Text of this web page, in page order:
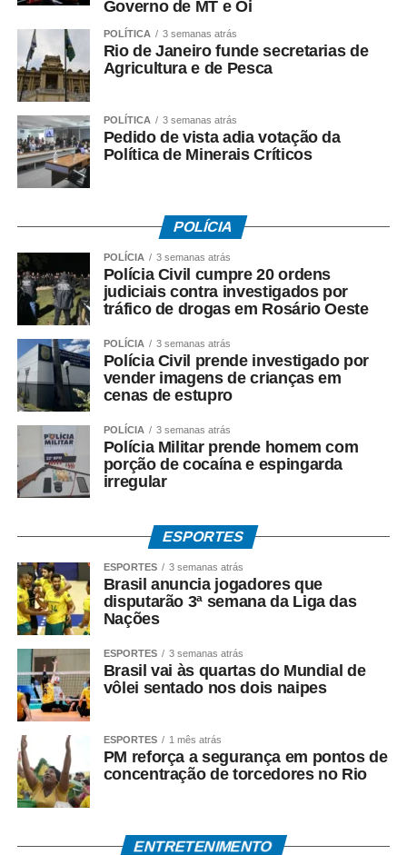
3. A votação será encerrada às 16h de sexta-feira (12),
nos stories da Prefeitura.
4. O vídeo com o maior número de curtidas nos stories
será declarado vencedor.
5. O resultado será divulgado após o encerramento da
votação.
Prefeitura de Cuiabá – MT
COMENTE ABAIXO:
WhatsApp
Facebook
Twitter
Messenger
LinkedIn
Share
Governo de MT e Oi
POLÍTICA 3 semanas atrás
Rio de Janeiro funde secretarias de
Agricultura e de Pesca
POLÍTICA 3 semanas atrás
Pedido de vista adia votação da
Política de Minerais Críticos
POLÍCIA
POLÍCIA 3 semanas atrás
Polícia Civil cumpre 20 ordens
judiciais contra investigados por
tráfico de drogas em Rosário Oeste
POLÍCIA 3 semanas atrás
Polícia Civil prende investigado por
vender imagens de crianças em
cenas de estupro
POLÍCIA 3 semanas atrás
Polícia Militar prende homem com
porção de cocaína e espingarda
irregular
ESPORTES
ESPORTES 3 semanas atrás
Brasil anuncia jogadores que
disputarão 3ª semana da Liga das
Nações
ESPORTES 3 semanas atrás
Brasil vai às quartas do Mundial de
vôlei sentado nos dois naipes
ESPORTES 1 mês atrás
PM reforça a segurança em pontos de
concentração de torcedores no Rio
ENTRETENIMENTO